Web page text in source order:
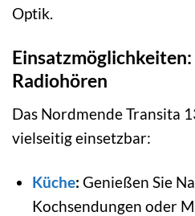
Optik.
Radiohören
Das Nordmende Transita
vielseitig einsetzbar:
Küche: Genießen Sie
Kochsendungen oder